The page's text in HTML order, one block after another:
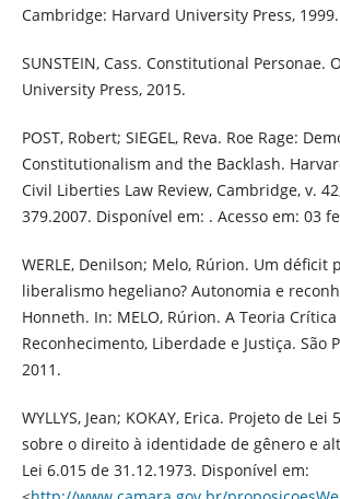
Cambridge: Harvard University Press, 1999.
SUNSTEIN, Cass. Constitutional Personae.
University Press, 2015.
POST, Robert; SIEGEL, Reva. Roe Rage:
Constitutionalism and the Backlash.
Civil Liberties Law Review, Cambridge, v.
379.2007. Disponível em: . Acesso em: 03
WERLE, Denilson; Melo, Rúrion. Um déficit
liberalismo hegeliano? Autonomia e
Honneth. In: MELO, Rúrion. A Teoria
Reconhecimento, Liberdade e Justiça. São
2011.
WYLLYS, Jean; KOKAY, Erica. Projeto de Lei
sobre o direito à identidade de gênero e
Lei 6.015 de 31.12.1973. Disponível em: